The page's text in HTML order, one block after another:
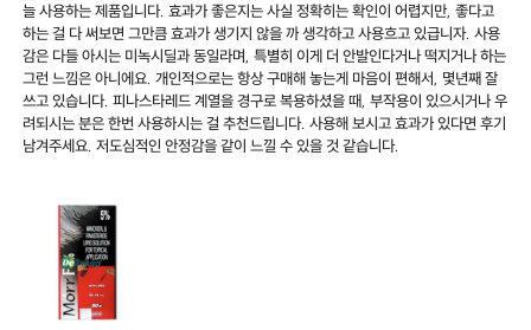
늘 사용하는 제품입니다. 효과가 좋은지는 사실 정확히는 확인이 어렵지만, 좋다고
하는 걸 다 써보면 그만큼 효과가 생기지 않을 까 생각하고 사용흐고 있급니자. 사용
감은 다들 아시는 미녹시딜과 동일라며, 특별히 이게 더 안발인다거나 떡지거나 하는
그런 느낌은 아니에요. 개인적으로는 항상 구매해 놓는게 마음이 편해서, 몇년째 잘
쓰고 있습니다. 피나스타레드 계열을 경구로 복용하셨을 때, 부작용이 있으시거나 우
려되시는 분은 한번 사용하시는 걸 추천드립니다. 사용해 보시고 효과가 있다면 후기
남겨주세요. 저도심적인 안정감을 같이 느낄 수 있을 것 같습니다.